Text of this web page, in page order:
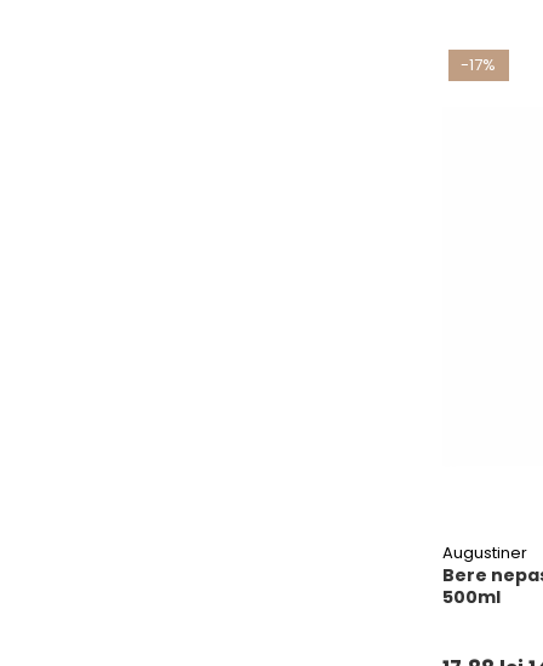
-17%
Augustiner
Bere
500ml